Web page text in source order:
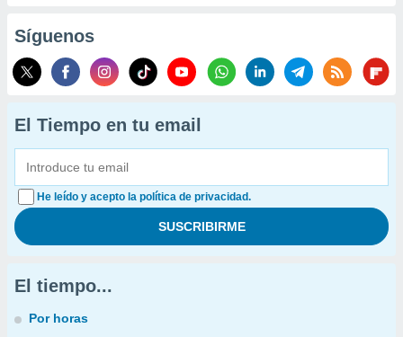
Síguenos
El Tiempo en tu email
He leído y acepto la política de privacidad.
El tiempo...
Por horas